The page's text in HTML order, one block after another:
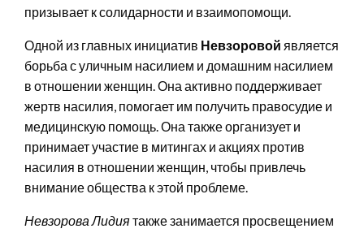
призывает к солидарности и взаимопомощи.
Одной из главных инициатив Невзоровой является
борьба с уличным насилием и домашним насилием
в отношении женщин. Она активно поддерживает
жертв насилия, помогает им получить правосудие и
медицинскую помощь. Она также организует и
принимает участие в митингах и акциях против
насилия в отношении женщин, чтобы привлечь
внимание общества к этой проблеме.
Невзорова Лидиятакже занимается просвещением